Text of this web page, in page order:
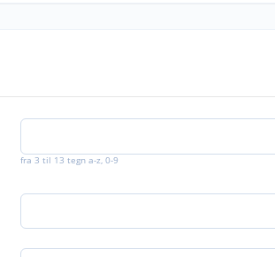
fra 3 til 13 tegn a-z, 0-9